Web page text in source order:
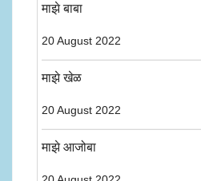
माझे बाबा
20 August 2022
माझे खेळ
20 August 2022
माझे आजोबा